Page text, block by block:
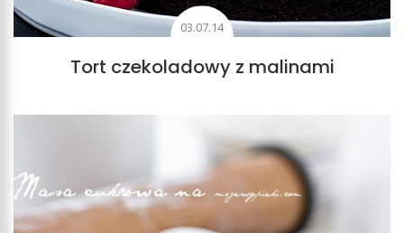
03.07.14
Tort czekoladowy z malinami